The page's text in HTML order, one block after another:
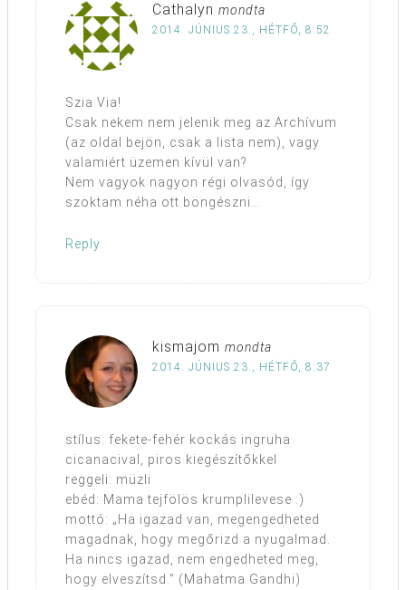
Cathalyn mondta
2014. JÚNIUS 23., HÉTFŐ, 8:52
Szia Via!
Csak nekem nem jelenik meg az Archívum
(az oldal bejön, csak a lista nem), vagy
valamiért üzemen kívül van?
Nem vagyok nagyon régi olvasód, így
szoktam néha ott böngészni…
Reply
kismajom mondta
2014. JÚNIUS 23., HÉTFŐ, 8:37
stílus: fekete-fehér kockás ingruha
cicanacival, piros kiegészítőkkel
reggeli: müzli
ebéd: Mama tejfölös krumplilevese :)
mottó: „Ha igazad van, megengedheted
magadnak, hogy megőrizd a nyugalmad.
Ha nincs igazad, nem engedheted meg,
hogy elveszítsd.” (Mahatma Gandhi)